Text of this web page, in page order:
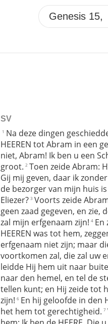
SV
1 Na deze dingen
HEEREN tot Abram in een
niet, Abram! Ik ben u een
groot. 2 Toen zeide Abram:
Gij mij geven, daar ik
de bezorger van mijn huis
Eliezer? 3 Voorts zeide
geen zaad gegeven, en zie,
zal mijn erfgenaam zijn! 4 En
HEEREN was tot hem,
erfgenaam niet zijn; maar
voortkomen zal, die zal uw
leidde Hij hem uit naar
naar den hemel, en tel de
tellen kunt; en Hij zeide tot
zijn! 6 En hij geloofde in den
het hem tot gerechtigheid. 7